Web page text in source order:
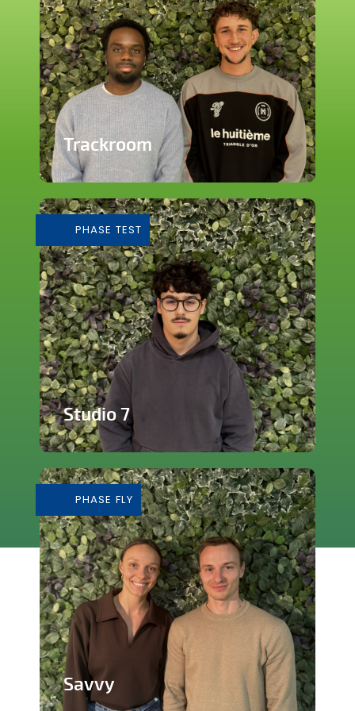
Trackroom
immersive
En savoir plus
PHASE TEST
Studio 7
de musique
En savoir plus
PHASE FLY
Savvy